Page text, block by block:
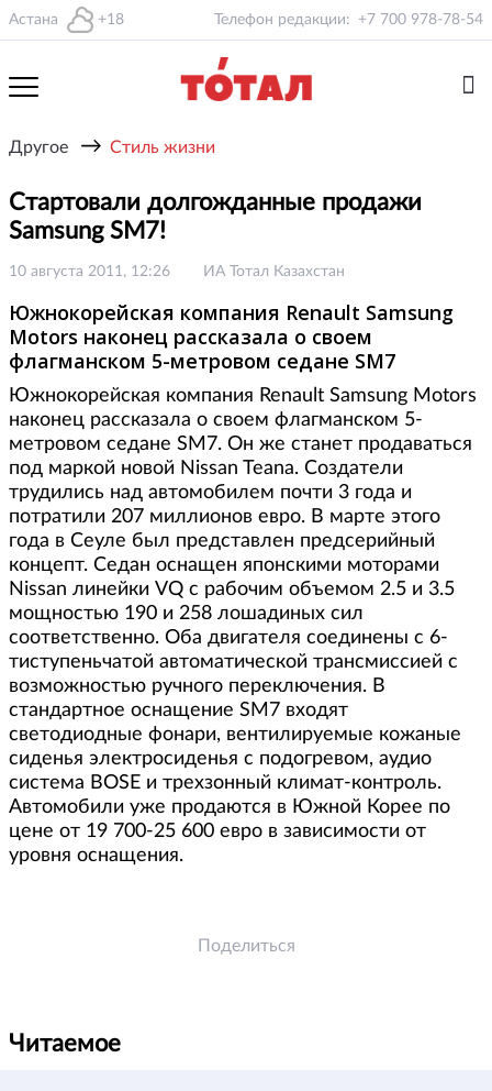
Астана +18 Телефон редакции: +7 700 978-78-54
Другое → Стиль жизни
Стартовали долгожданные продажи
Samsung SM7!
10 августа 2011, 12:26 ИА Тотал Казахстан
Южнокорейская компания Renault Samsung
Motors наконец рассказала о своем
флагманском 5-метровом седане SM7
Южнокорейская компания Renault Samsung Motors
наконец рассказала о своем флагманском 5-
метровом седане SM7. Он же станет продаваться
под маркой новой Nissan Teana. Создатели
трудились над автомобилем почти 3 года и
потратили 207 миллионов евро. В марте этого
года в Сеуле был представлен предсерийный
концепт. Седан оснащен японскими моторами
Nissan линейки VQ с рабочим объемом 2.5 и 3.5
мощностью 190 и 258 лошадиных сил
соответственно. Оба двигателя соединены с 6-
тиступеньчатой автоматической трансмиссией с
возможностью ручного переключения. В
стандартное оснащение SM7 входят
светодиодные фонари, вентилируемые кожаные
сиденья электросиденья с подогревом, аудио
система BOSE и трехзонный климат-контроль.
Автомобили уже продаются в Южной Корее по
цене от 19 700-25 600 евро в зависимости от
уровня оснащения.
Поделиться
Читаемое